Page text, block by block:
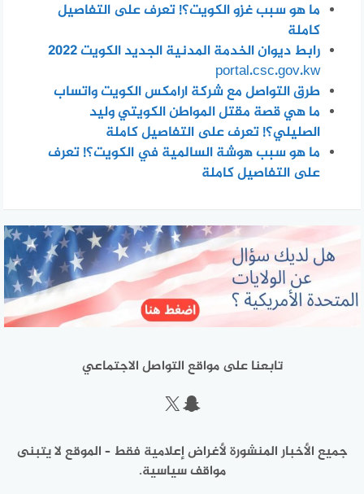
ما هو سبب غزو الكويت؟! تعرف على التفاصيل
كاملة
رابط ديوان الخدمة المدنية الجديد الكويت 2022
portal.csc.gov.kw
طرق التواصل مع شركة ارامكس الكويت واتساب
ما هي قصة مقتل المواطن الكويتي وليد
الصليلي؟! تعرف على التفاصيل كاملة
ما هو سبب هوشة السالمية في الكويت؟! تعرف
على التفاصيل كاملة
تابعنا على مواقع التواصل الاجتماعي
سناب شات
إكس
جميع الأخبار المنشورة لأغراض إعلامية فقط – الموقع لا يتبنى
مواقف سياسية.